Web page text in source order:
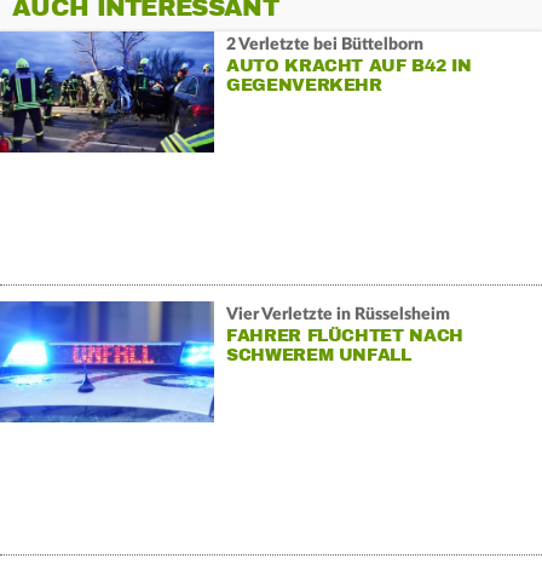
AUCH INTERESSANT
2 Verletzte bei Büttelborn
AUTO KRACHT AUF B42 IN
GEGENVERKEHR
Vier Verletzte in Rüsselsheim
FAHRER FLÜCHTET NACH
SCHWEREM UNFALL